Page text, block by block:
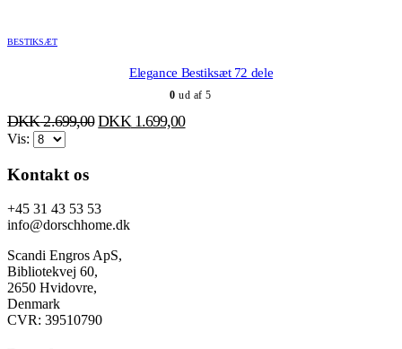
BESTIKSÆT
Elegance Bestiksæt 72 dele
0 ud af 5
DKK2.699,00Den
DKK1.699,00Den
Vis:
Kontakt os
+45 31 43 53 53
info@dorschhome.dk
Scandi Engros ApS,
Bibliotekvej 60,
2650 Hvidovre,
Denmark
CVR: 39510790